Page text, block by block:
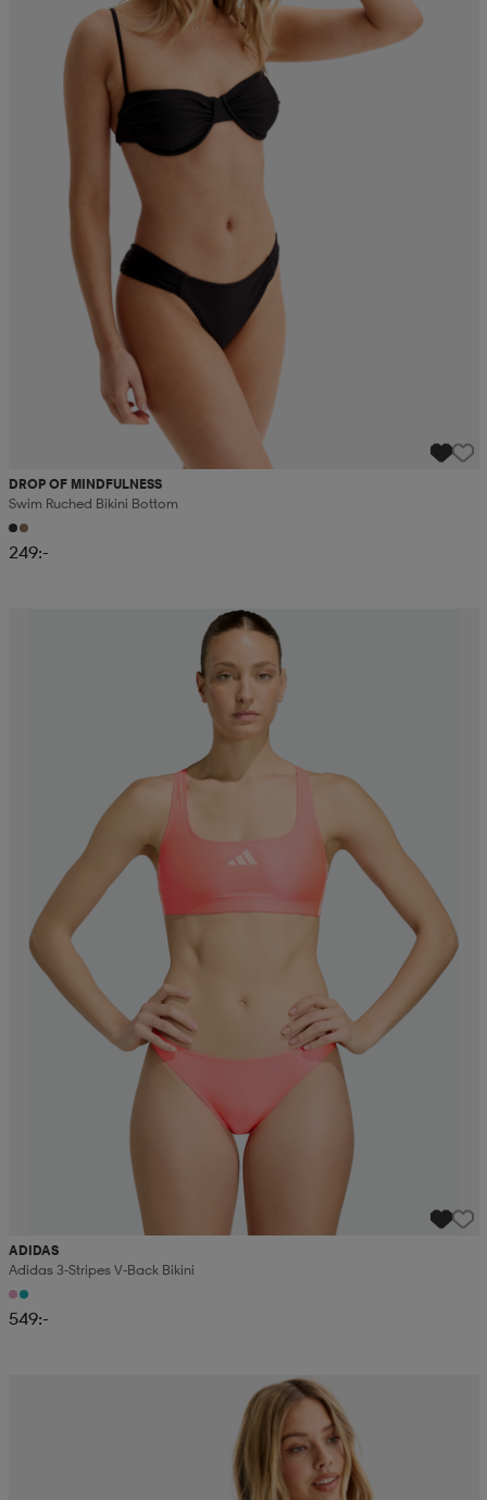
DROP OF MINDFULNESS
Swim Ruched Bikini Bottom
249:-
ADIDAS
Adidas 3-Stripes V-Back Bikini
549:-